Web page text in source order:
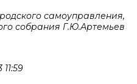
самоуправления,
собрания Г.Ю.Артемьев